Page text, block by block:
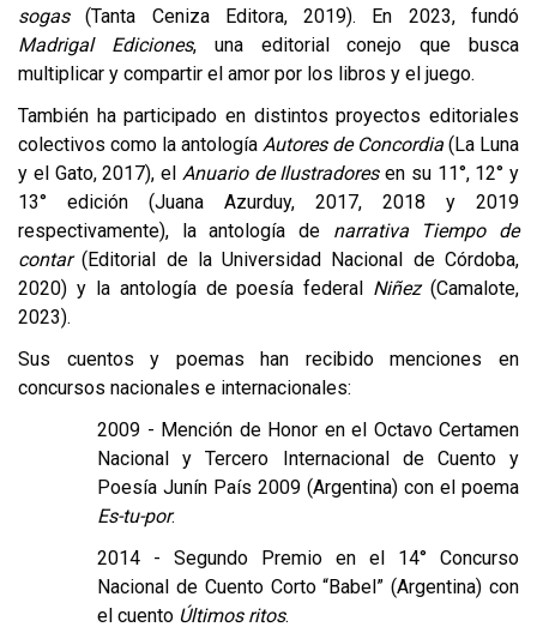
sogas(Tanta Ceniza Editora, 2019). En 2023, fundó
Madrigal Ediciones, una editorial conejo que busca
multiplicar y compartir el amor por los libros y el juego.
También ha participado en distintos proyectos editoriales
colectivos como la antología Autores de Concordia (La Luna
y el Gato, 2017), el Anuario de Ilustradoresen su 11°, 12° y
13° edición (Juana Azurduy, 2017, 2018 y 2019
respectivamente), la antología de narrativa Tiempo de
contar(Editorial de la Universidad Nacional de Córdoba,
2020) y la antología de poesía federal Niñez (Camalote,
2023).
Sus cuentos y poemas han recibido menciones en
concursos nacionales e internacionales:
2009 - Mención de Honor en el Octavo Certamen
Nacional y Tercero Internacional de Cuento y
Poesía Junín País 2009 (Argentina) con el poema
Es-tu-por.
2014 - Segundo Premio en el 14° Concurso
Nacional de Cuento Corto “Babel” (Argentina) con
el cuento Últimos ritos.